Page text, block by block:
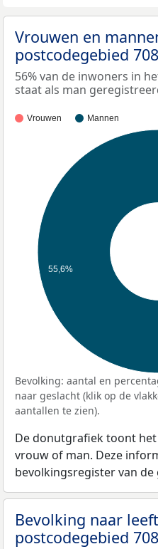
Vrouwen en
postcodegebied
56% van de inwoners in
staat als man
Vrouwen Mannen
55,6%
Bevolking: aantal en
naar geslacht (klik op de
aantallen te zien).
De donutgrafiek toont
vrouw of man. Deze
bevolkingsregister van de
Bevolking naar
postcodegebied